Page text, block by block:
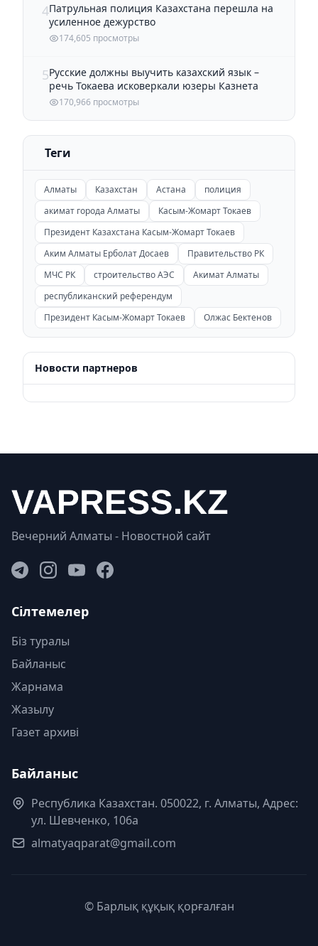
4Патрульная полиция Казахстана перешла на
усиленное дежурство
174,605 просмотры
5Русские должны выучить казахский язык –
речь Токаева исковеркали юзеры Казнета
170,966 просмотры
Теги
Алматы Казахстан Астана
полиция
акимат города Алматы
Касым-Жомарт Токаев
Президент Казахстана Касым-Жомарт Токаев
Аким Алматы Ерболат Досаев
Правительство РК
МЧС РК
строительство АЭС
Акимат Алматы
республиканский референдум
Президент Касым-Жомарт Токаев
Олжас Бектенов
Новости партнеров
Вечерний Алматы - Новостной сайт
Сілтемелер
Біз туралы
Байланыс
Жарнама
Жазылу
Газет архиві
Байланыс
Республика Казахстан. 050022, г. Алматы, Адрес:
ул. Шевченко, 106а
almatyaqparat@gmail.com
© Барлық құқық қорғалған